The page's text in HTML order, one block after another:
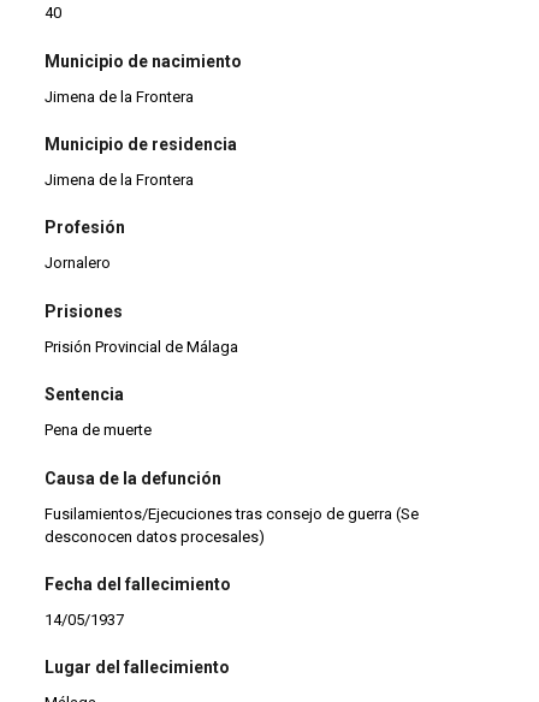
40
Municipio de nacimiento
Jimena de la Frontera
Municipio de residencia
Jimena de la Frontera
Profesión
Jornalero
Prisiones
Prisión Provincial de Málaga
Sentencia
Pena de muerte
Causa de la defunción
Fusilamientos/Ejecuciones tras consejo de guerra (Se
desconocen datos procesales)
Fecha del fallecimiento
14/05/1937
Lugar del fallecimiento